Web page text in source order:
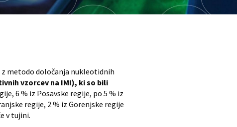
z metodo določanja nukleotidnih
vzorcev na IMI), ki so bili
6 % iz Posavske regije, po 5 % iz
regije, 2 % iz Gorenjske regije
v tujini.